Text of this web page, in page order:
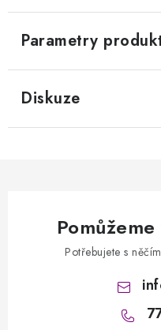
Parametry
Diskuze
Potřebujete s